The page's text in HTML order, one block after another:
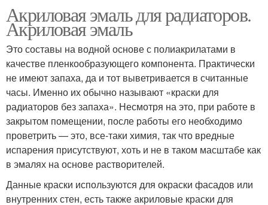
Акриловая эмаль для радиаторов.
Акриловая эмаль
Это составы на водной основе с полиакрилатами в
качестве пленкообразующего компонента. Практически
не имеют запаха, да и тот выветривается в считанные
часы. Именно их обычно называют «краски для
радиаторов без запаха». Несмотря на это, при работе в
закрытом помещении, после работы его необходимо
проветрить — это, все-таки химия, так что вредные
испарения присутствуют, хоть и не в таком масштабе как
в эмалях на основе растворителей.
Данные краски используются для окраски фасадов или
внутренних стен, есть также акриловые краски для